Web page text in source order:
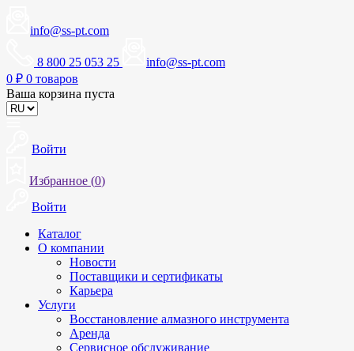
info@ss-pt.com
8 800 25 053 25
info@ss-pt.com
0 ₽ 0 товаров
Ваша корзина пуста
Войти
Избранное (0)
Войти
Каталог
О компании
Новости
Поставщики и сертификаты
Карьера
Услуги
Восстановление алмазного инструмента
Аренда
Сервисное обслуживание